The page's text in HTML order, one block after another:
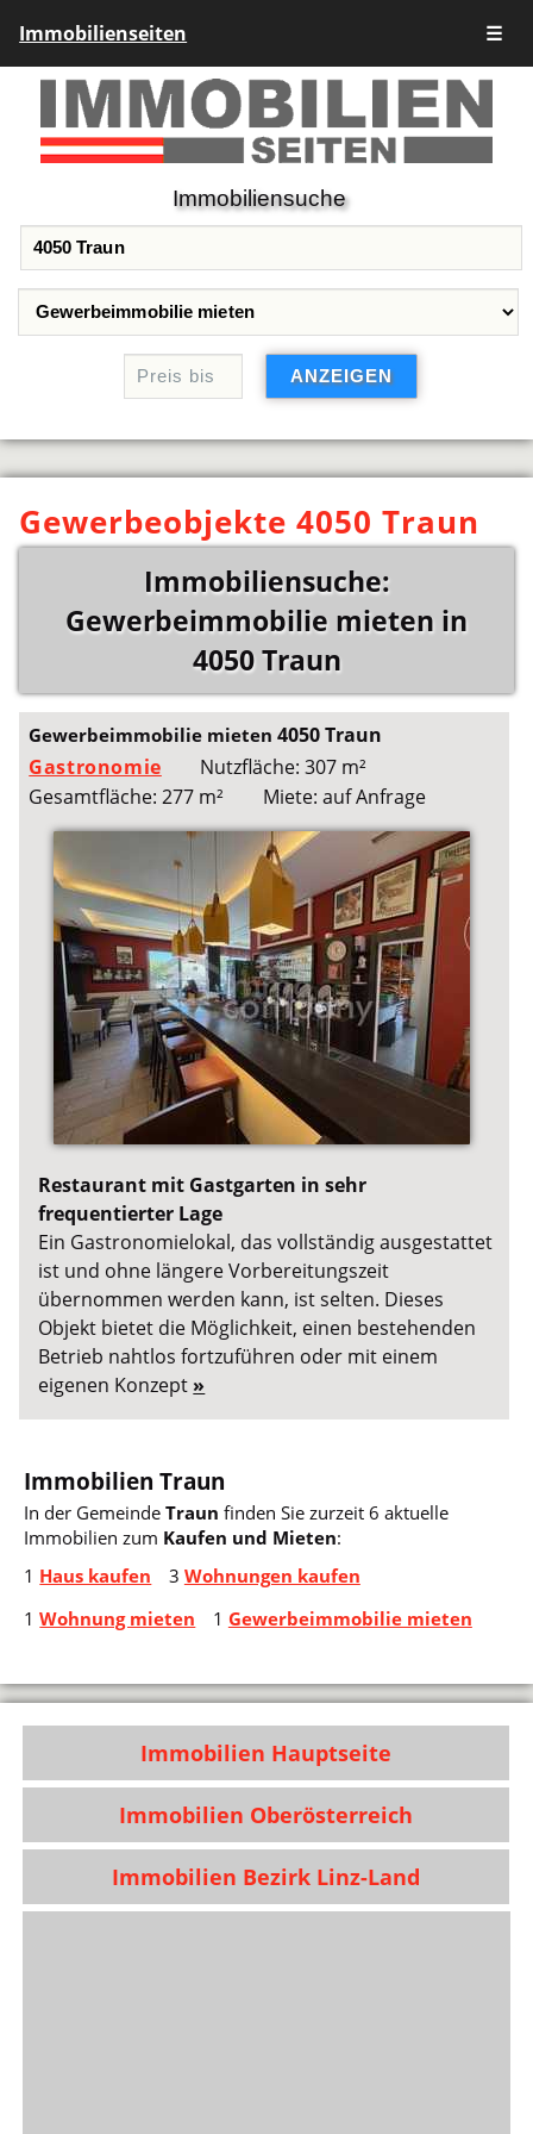
Immobilienseiten ☰
Immobiliensuche
Gewerbeobjekte 4050 Traun
Immobiliensuche:
Gewerbeimmobilie mieten in
4050 Traun
Gewerbeimmobilie mieten4050 Traun
Gastronomie
Nutzfläche: 307 m²
Gesamtfläche: 277 m²
Miete: auf Anfrage
Restaurant mit Gastgarten in sehr
frequentierter Lage
Ein Gastronomielokal, das vollständig ausgestattet
ist und ohne längere Vorbereitungszeit
übernommen werden kann, ist selten. Dieses
Objekt bietet die Möglichkeit, einen bestehenden
Betrieb nahtlos fortzuführen oder mit einem
eigenen Konzept »
Immobilien Traun
In der GemeindeTraun finden Sie zurzeit 6 aktuelle
Immobilien zum Kaufen und Mieten:
1 Haus kaufen 3 Wohnungen kaufen
1Wohnung mieten 1 Gewerbeimmobilie mieten
Immobilien Hauptseite
Immobilien Oberösterreich
Immobilien Bezirk Linz-Land